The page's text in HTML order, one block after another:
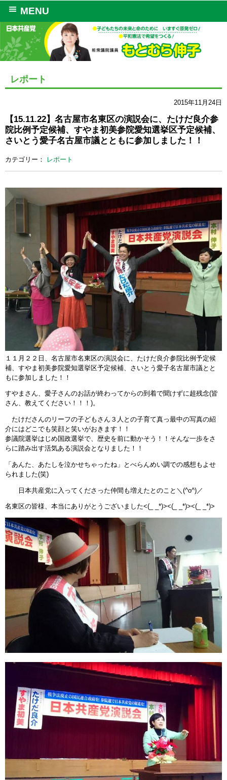
MENU
レポート
2015年11月24日
【15.11.22】名古屋市名東区の演説会に、たけだ良介参
院比例予定候補、すやま初美参院愛知選挙区予定候補、
さいとう愛子名古屋市議とともに参加しました！！
カテゴリー： レポート
１１月２２日、名古屋市名東区の演説会に、たけだ良介参院比例予定候
補、すやま初美参院愛知選挙区予定候補、さいとう愛子名古屋市議とと
もに参加しました！！
すやまさん、愛子さんのお話が終わってからの到着で聞けずに超残念(皆
さん、教えてください！！！)。
たけださんのリーフの子どもさん３人との子育て真っ最中の写真の紹
介にはどこでも笑顔と笑いがおきます！！
参議院選挙はじめ国政選挙で、歴史を前に動かそう！！そんな一歩をさ
らに踏み出す活気ある演説会となりました！！
「あんた、あたしを泣かせちゃったね」とべらんめい調での感想もよせ
られました(笑)
日本共産党に入ってくださった仲間も増えたとのこと＼(^o^)／
名東区の皆様、本当にありがとうございました<(_ _*)><(_ _*)><(_ _*)>